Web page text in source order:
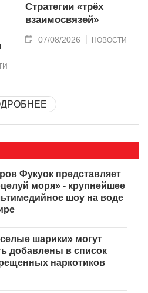
Стратегии «трёх
взаимосвязей»
07/08/2026 НОВОСТИ
Фукуок представляет
моря» - крупнейшее
шоу на воде
шарики» могут
добавлены в список
наркотиков